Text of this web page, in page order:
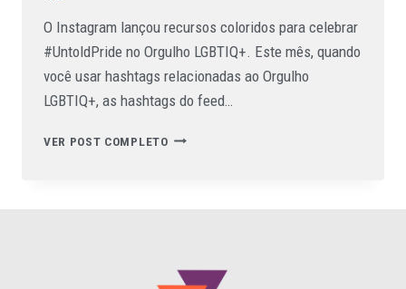
O Instagram lançou recursos coloridos para celebrar
#UntoldPride no Orgulho LGBTIQ+. Este mês, quando
você usar hashtags relacionadas ao Orgulho
LGBTIQ+, as hashtags do feed…
VER POST COMPLETO